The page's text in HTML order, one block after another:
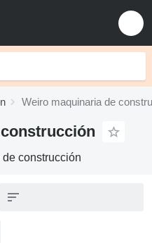
Weiro maquinaria de
construcción